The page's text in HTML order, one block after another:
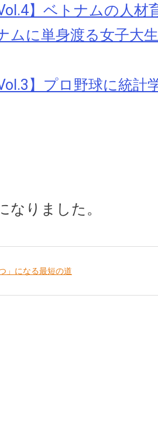
】ベトナムの人材
ムに単身渡る女子大生
】プロ野球に統計
なりました。
」になる最短の道